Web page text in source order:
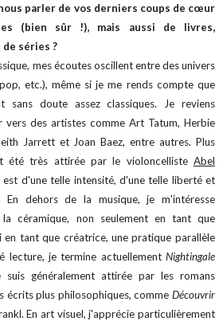
parler de vos derniers coups de cœur
(bien sûr !), mais aussi de livres,
de séries ?
mes écoutes oscillent entre des univers
etc.), même si je me rends compte que
sans doute assez classiques. Je reviens
vers des artistes comme Art Tatum, Herbie
Jarrett et Joan Baez, entre autres. Plus
été très attirée par le violoncelliste Abel
est d'une telle intensité, d'une telle liberté et
dehors de la musique, je m'intéresse
céramique, non seulement en tant que
en tant que créatrice, une pratique parallèle
lecture, je termine actuellement Nightingale
généralement attirée par les romans
écrits plus philosophiques, comme Découvrir
En art visuel, j'apprécie particulièrement